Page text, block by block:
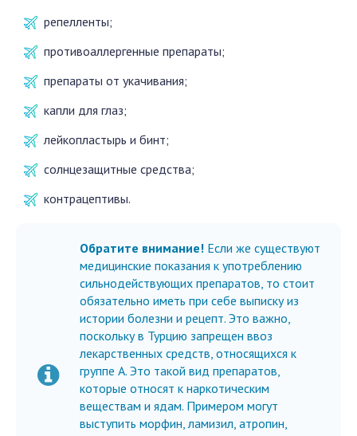
репелленты;
противоаллергенные препараты;
препараты от укачивания;
капли для глаз;
лейкопластырь и бинт;
солнцезащитные средства;
контрацептивы.
Обратите внимание! Если же существуют
медицинские показания к употреблению
сильнодействующих препаратов, то стоит
обязательно иметь при себе выписку из
истории болезни и рецепт. Это важно,
поскольку в Турцию запрещен ввоз
лекарственных средств, относящихся к
группе А. Это такой вид препаратов,
которые относят к наркотическим
веществам и ядам. Примером могут
выступить морфин, ламизил, атропин,